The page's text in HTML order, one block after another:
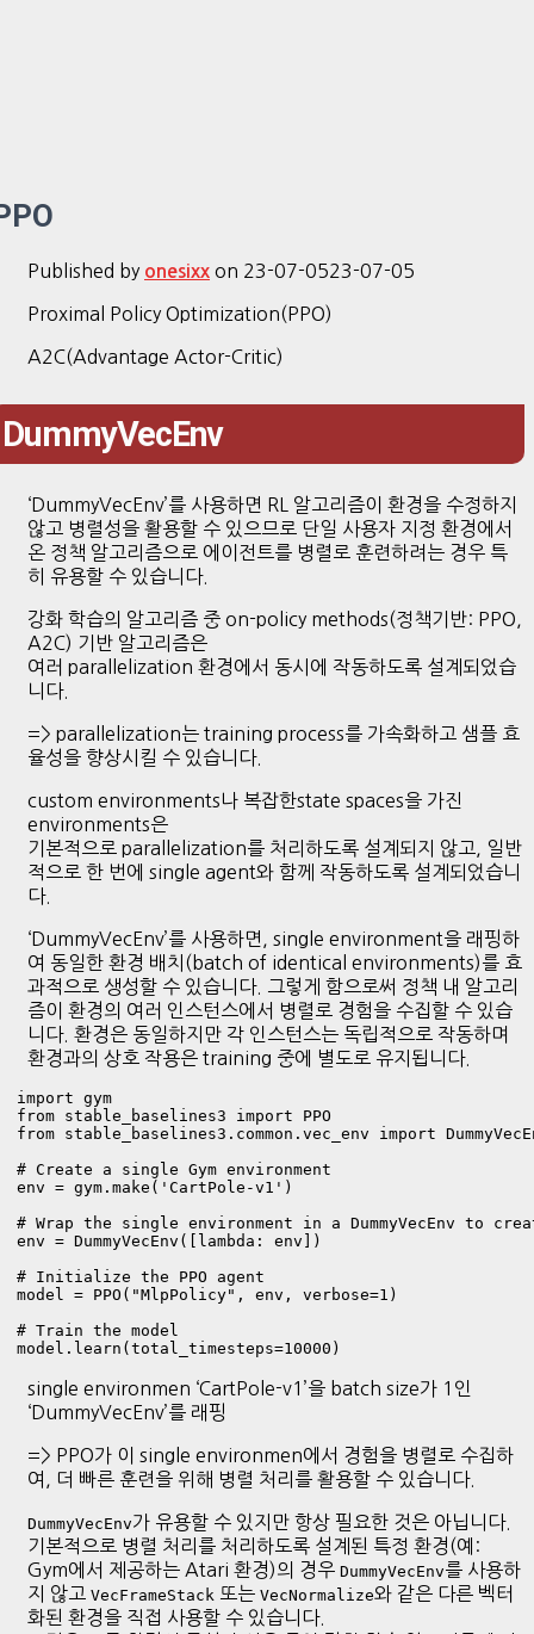
Published by onesixx on 23-07-0523-07-05
Proximal Policy Optimization(PPO)
A2C(Advantage Actor-Critic)
DummyVecEnv
‘DummyVecEnv’를 사용하면 RL 알고리즘이 환경을 수정하지
않고 병렬성을 활용할 수 있으므로 단일 사용자 지정 환경에서
온 정책 알고리즘으로 에이전트를 병렬로 훈련하려는 경우 특
히 유용할 수 있습니다.
강화 학습의 알고리즘 중 on-policy methods(정책기반: PPO,
A2C) 기반 알고리즘은
여러 parallelization 환경에서 동시에 작동하도록 설계되었습
니다.
=> parallelization는 training process를 가속화하고 샘플 효
율성을 향상시킬 수 있습니다.
custom environments나 복잡한state spaces을 가진
environments은
기본적으로 parallelization를 처리하도록 설계되지 않고, 일반
적으로 한 번에 single agent와 함께 작동하도록 설계되었습니
다.
‘DummyVecEnv’를 사용하면, single environment을 래핑하
여 동일한 환경 배치(batch of identical environments)를 효
과적으로 생성할 수 있습니다. 그렇게 함으로써 정책 내 알고리
즘이 환경의 여러 인스턴스에서 병렬로 경험을 수집할 수 있습
니다. 환경은 동일하지만 각 인스턴스는 독립적으로 작동하며
환경과의 상호 작용은 training 중에 별도로 유지됩니다.
import gym
from stable_baselines3 import PPO
from stable_baselines3.common.vec_env import
# Create a single Gym environment
env = gym.make('CartPole-v1')
# Wrap the single environment in a DummyVecEnv to
env = DummyVecEnv([lambda: env])
# Initialize the PPO agent
model = PPO("MlpPolicy", env, verbose=1)
# Train the model
single environmen ‘CartPole-v1’을 batch size가 1인
‘DummyVecEnv’를 래핑
=> PPO가 이 single environmen에서 경험을 병렬로 수집하
여, 더 빠른 훈련을 위해 병렬 처리를 활용할 수 있습니다.
DummyVecEnv가 유용할 수 있지만 항상 필요한 것은 아닙니다.
기본적으로 병렬 처리를 처리하도록 설계된 특정 환경(예:
Gym에서 제공하는 Atari 환경)의 경우 DummyVecEnv를 사용하
지 않고 VecFrameStack 또는 VecNormalize와 같은 다른 벡터
화된 환경을 직접 사용할 수 있습니다.